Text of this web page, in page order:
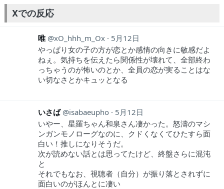
の友達の亡くなった望って女か… 月刊少女野崎くんとさいきの災難見
た時以来… 藍美ちなんが満田君に絡みに行くシーン！こ…
Xでの反応
唯 xO_hhh_m_Ox
5月12日
やっぱり女の子の方が恋とか感情の向きに敏感だよ
ねぇ。気持ちを伝えたら関係性が壊れて、全部終わ
っちゃうのが怖いのとか、全員の恋が実ることはな
い切なさとかキュッとなる
いさば isabaeupho
5月12日
いやー、星羅ちゃん和泉さん凄かった。怒濤のマシ
ンガンモノローグなのに、クドくなくてひたすら面
白い！推しになりそうだ。
次が読めない話とは思ってたけど、終盤さらに混沌
と
それでもなお、視聴者（自分）が振り落とされずに
面白いのがほんとに凄い